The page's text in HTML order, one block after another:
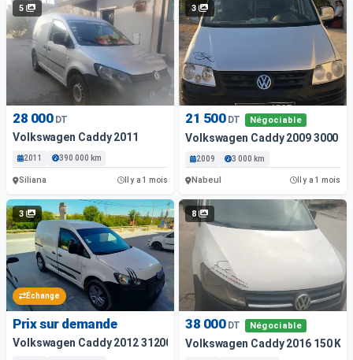
5
28 000 DT
Volkswagen Caddy 2011
2011 390 000 km
Siliana Il y a 1 mois
3
21 500 DT Négociable
Volkswagen Caddy 2009 3000
2009 3 000 km
Nabeul Il y a 1 mois
3
Échange
Prix sur demande
Volkswagen Caddy 2012 312000 Km
8
38 000 DT Négociable
Volkswagen Caddy 2016 150 Km